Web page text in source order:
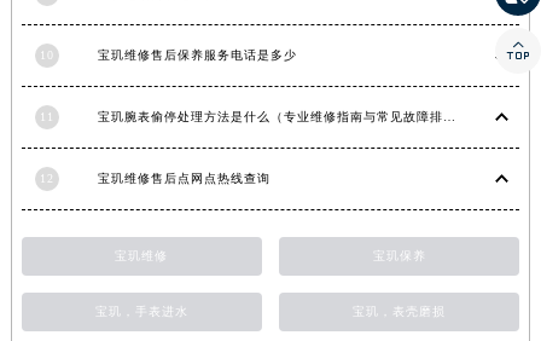
湖北省十堰市茅箭区人民北路宝玑售后服务中心（需提前预约）
湖北省咸宁市咸安区长安大道宝玑售后服务中心（需提前预约）
湖北省襄阳市樊城区长虹路与人民路交叉口宝玑售后服务中心（需提前预约）
湖北省孝感市孝南区复兴大道宝玑售后服务中心（需提前预约）
湖南省常德市武陵区人民路宝玑售后服务中心（需提前预约）
湖南省衡阳市雁峰区解放路宝玑售后服务中心（需提前预约）
10 宝玑维修售后保养服务电话是多少
11
12 宝玑维修售后点网点热线查询
宝玑维修 宝玑保养
宝玑，手表进水 宝玑，表壳磨损
